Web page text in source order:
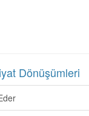
Dönüşümleri